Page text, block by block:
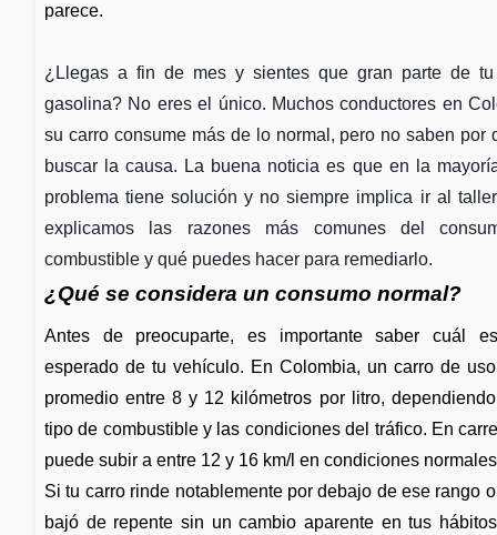
parece.
¿Llegas a fin de mes y sientes que gran parte de
gasolina? No eres el único. Muchos conductores en
su carro consume más de lo normal, pero no saben por
buscar la causa. La buena noticia es que en la
problema tiene solución y no siempre implica ir al
explicamos las razones más comunes del
combustible y qué puedes hacer para remediarlo.
¿Qué se considera un consumo normal?
Antes de preocuparte, es importante saber cuál
esperado de tu vehículo. En Colombia, un carro de
promedio entre 8 y 12 kilómetros por litro,
tipo de combustible y las condiciones del tráfico. En
puede subir a entre 12 y 16 km/l en condiciones
Si tu carro rinde notablemente por debajo de ese rango
bajó de repente sin un cambio aparente en tus